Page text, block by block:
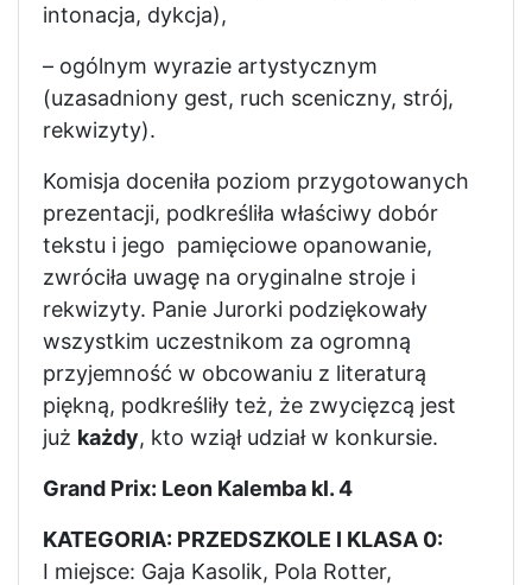
intonacja, dykcja),
– ogólnym wyrazie artystycznym
(uzasadniony gest, ruch sceniczny, strój,
rekwizyty).
Komisja doceniła poziom przygotowanych
prezentacji, podkreśliła właściwy dobór
tekstu i jego pamięciowe opanowanie,
zwróciła uwagę na oryginalne stroje i
rekwizyty. Panie Jurorki podziękowały
wszystkim uczestnikom za ogromną
przyjemność w obcowaniu z literaturą
piękną, podkreśliły też, że zwycięzcą jest
już każdy, kto wziął udział w konkursie.
Grand Prix: Leon Kalemba kl. 4
KATEGORIA: PRZEDSZKOLE I KLASA 0:
I miejsce: Gaja Kasolik, Pola Rotter,